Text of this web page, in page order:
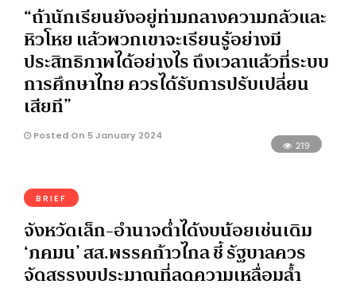
“ถ้านักเรียนยังอยู่ท่ามกลางความกลัวและ
หิวโหย แล้วพวกเขาจะเรียนรู้อย่างมี
ประสิทธิภาพได้อย่างไร ถึงเวลาแล้วที่ระบบ
การศึกษาไทย ควรได้รับการปรับเปลี่ยน
เสียที”
Posted On 5 January 2024
219
BRIEF
จังหวัดเล็ก-อำนาจต่ำได้งบน้อยเช่นเดิม
‘ภคมน’ สส.พรรคก้าวไกล ชี้ รัฐบาลควร
จัดสรรงบประมาณที่ลดความเหลื่อมล้ำ